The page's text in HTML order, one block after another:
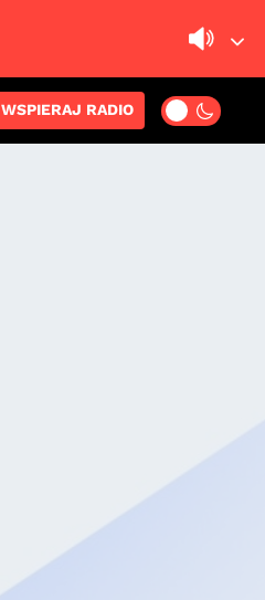
WSPIERAJ RADIO